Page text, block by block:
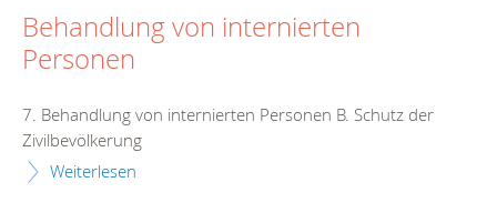
Behandlung von internierten
Personen
7. Behandlung von internierten Personen B. Schutz der
Zivilbevölkerung
Weiterlesen